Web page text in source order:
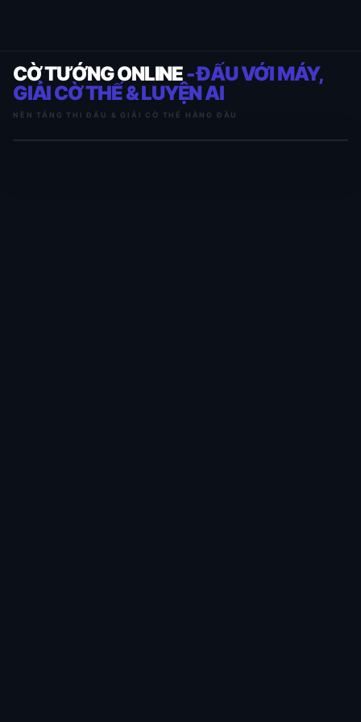
CỜ TƯỚNG ONLINE- ĐẤU VỚI MÁY,
GIẢI CỜ THẾ & LUYỆN AI
NỀN TẢNG THI ĐẤU & GIẢI CỜ THẾ HÀNG ĐẦU